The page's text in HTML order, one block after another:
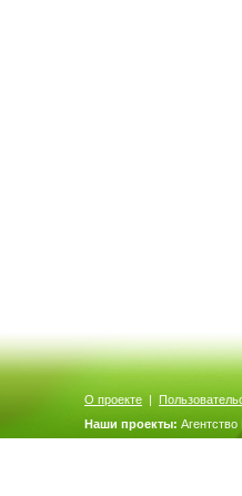
О проекте |
Наши проекты: